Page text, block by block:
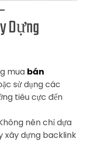
Dựng
mua bán
sử dụng các
tiêu cực đến
nên chỉ dựa
xây dựng backlink